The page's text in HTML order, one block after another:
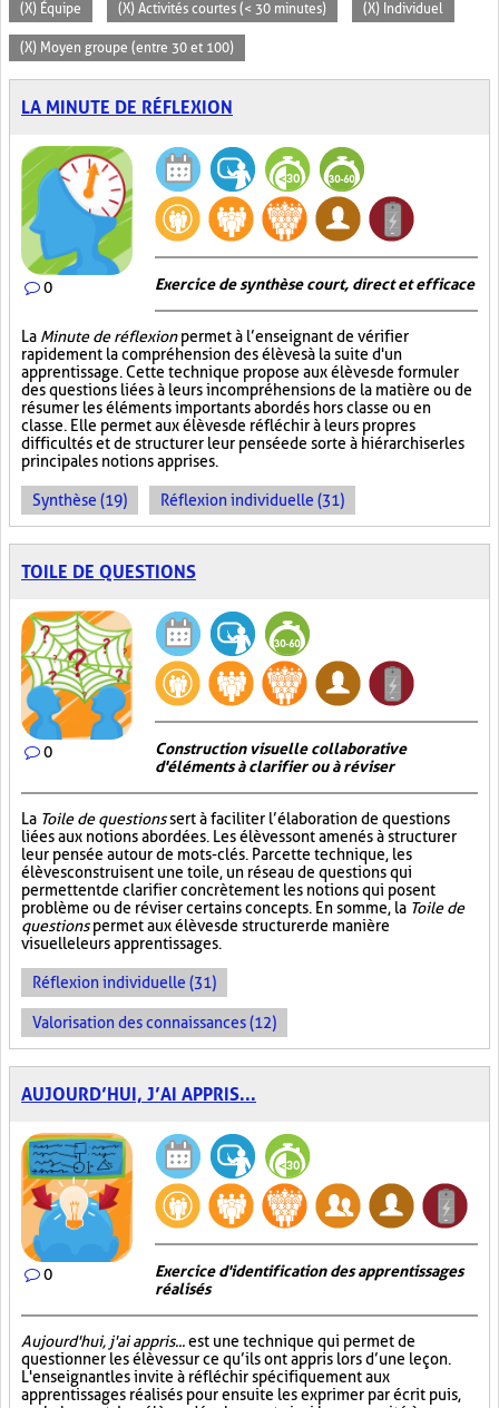
(X) Équipe (X) Activités courtes (< 30 minutes) (X) Individuel
(X) Moyen groupe (entre 30 et 100)
LA MINUTE DE RÉFLEXION
0 Exercice de synthèse court, direct et efficace
La Minute de réflexionpermet à l’enseignant de vérifier
rapidement la compréhension des élèves à la suite d'un
apprentissage. Cette technique propose aux élèves de formuler
des questions liées à leurs incompréhensions de la matière ou de
résumer les éléments importants abordés hors classe ou en
classe. Elle permet aux élèves de réfléchir à leurs propres
difficultés et de structurer leur pensée de sorte à hiérarchiser les
principales notions apprises.
Synthèse (19) Réflexion individuelle (31)
TOILE DE QUESTIONS
0
Construction visuelle collaborative
d'éléments à clarifier ou à réviser
La Toile de questionssert à faciliter l’élaboration de questions
liées aux notions abordées. Les élèves sont amenés à structurer
leur pensée autour de mots-clés. Par cette technique, les
élèves construisent une toile, un réseau de questions qui
permettent de clarifier concrètement les notions qui posent
problème ou de réviser certains concepts. En somme, la Toile de
questionspermet aux élèves de structurer de manière
visuelle leurs apprentissages.
Réflexion individuelle (31)
Valorisation des connaissances (12)
AUJOURD’HUI, J’AI APPRIS...
0
Exercice d'identification des apprentissages
réalisés
Aujourd'hui, j'ai appris...est une technique qui permet de
questionner les élèves sur ce qu’ils ont appris lors d’une leçon.
L'enseignant les invite à réfléchir spécifiquement aux
apprentissages réalisés pour ensuite les exprimer par écrit puis,